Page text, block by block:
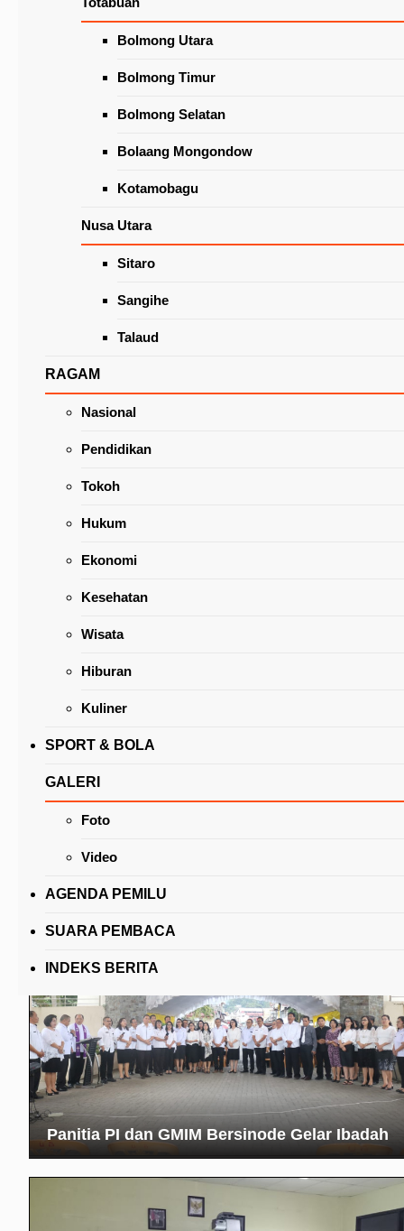
Bolmong Utara
Bolmong Timur
Bolmong Selatan
Bolaang Mongondow
Kotamobagu
Nusa Utara
Sitaro
Sangihe
Talaud
RAGAM
Nasional
Pendidikan
Tokoh
Hukum
Ekonomi
Kesehatan
Wisata
Hiburan
Kuliner
SPORT & BOLA
GALERI
Foto
Video
AGENDA PEMILU
SUARA PEMBACA
INDEKS BERITA
di Pasar Beriman Tomohon
Latest News
Tomohon Tuan Rumah Sosialisasi Tingkat
P3-TGAI, Wali Kota Apresiasi KemenPUPR
Ratusan Warga Jalani Vaksinasi di Gerai
Presisi Polres Tomohon
Panitia PI dan GMIM Bersinode Gelar Ibadah